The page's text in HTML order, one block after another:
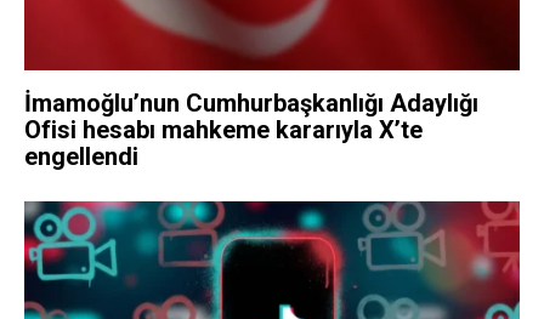
İmamoğlu’nun Cumhurbaşkanlığı Adaylığı
Ofisi hesabı mahkeme kararıyla X’te
engellendi